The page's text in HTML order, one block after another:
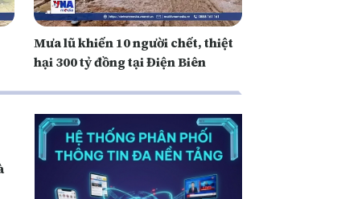
Mưa lũ khiến 10 người chết, thiệt
hại 300 tỷ đồng tại Điện Biên